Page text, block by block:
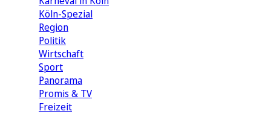
Köln-Spezial
Region
Politik
Wirtschaft
Sport
Panorama
Promis & TV
Freizeit